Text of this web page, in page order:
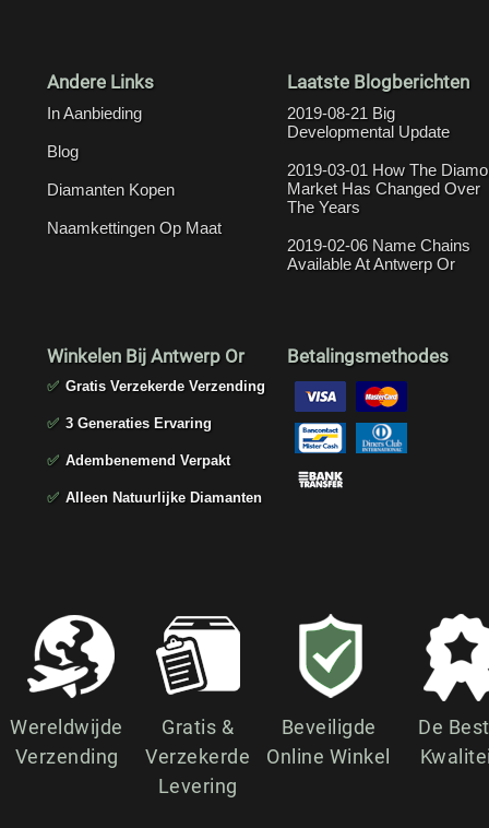
Andere Links
In Aanbieding
Blog
Diamanten Kopen
Naamkettingen Op Maat
Laatste Blogberichten
2019-08-21 Big
Developmental Update
2019-03-01 How The
Market Has Changed Over
The Years
2019-02-06 Name Chains
Available At Antwerp Or
Winkelen Bij Antwerp Or
✅ Gratis Verzekerde Verzending
✅ 3 Generaties Ervaring
✅ Adembenemend Verpakt
✅ Alleen Natuurlijke Diamanten
Betalingsmethodes
Wereldwijde
Verzending
Gratis &
Verzekerde
Levering
Beveiligde
Online Winkel
De